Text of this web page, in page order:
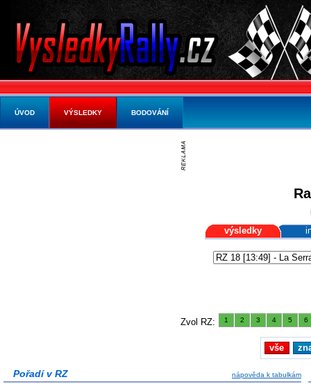
výsledky
Zvol RZ: 1 2 3 4 5 6
vše
Pořadí v RZ nápověda k tabulkám
ÚVOD VÝSLEDKY BODOVÁNÍ